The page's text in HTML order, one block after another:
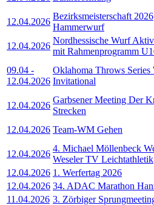
12.04.2026
Bezirksmeisterschaft 2026
Hammerwurf
12.04.2026
Nordhessische Wurf
mit Rahmenprogramm
09.04 -
12.04.2026
Oklahoma Throws Series
Invitational
12.04.2026
Garbsener Meeting Der
Strecken
12.04.2026 Team-WM Gehen
12.04.2026
4. Michael Möllenbeck
Weseler TV Leichtathletik
12.04.2026 1. Werfertag 2026
12.04.2026 34. ADAC Marathon
11.04.2026 3. Zörbiger